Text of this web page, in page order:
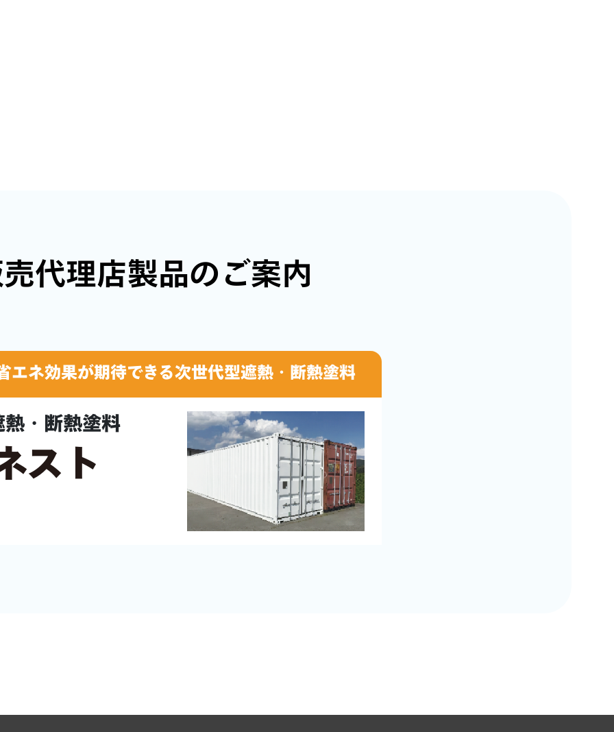
代理店製品のご案内
エネ効果が期待できる次世代型遮熱・断熱塗料
熱・断熱塗料
スト